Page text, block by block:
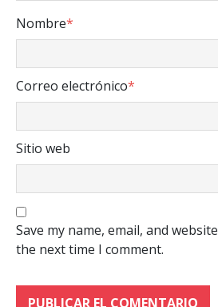
Nombre*
Correo electrónico*
Sitio web
Save my name, email, and
the next time I comment.